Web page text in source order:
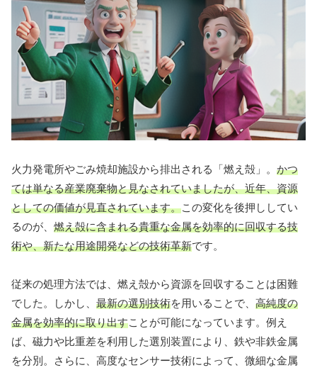
火力発電所やごみ焼却施設から排出される「燃え殻」。 かつ
ては単なる産業廃棄物と見なされていましたが、近年、資源
としての価値が見直されています。この変化を後押ししてい
るのが、 燃え殻に含まれる貴重な金属を効率的に回収する技
術や、新たな用途開発などの技術革新です。
従来の処理方法では、燃え殻から資源を回収することは困難
でした。しかし、 最新の選別技術を用いることで、 高純度の
金属を効率的に取り出すことが可能になっています。例え
ば、磁力や比重差を利用した選別装置により、鉄や非鉄金属
を分別。さらに、高度なセンサー技術によって、微細な金属